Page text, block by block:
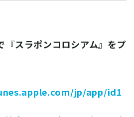
スラポンコロシアム』をプ
jp/app/id1